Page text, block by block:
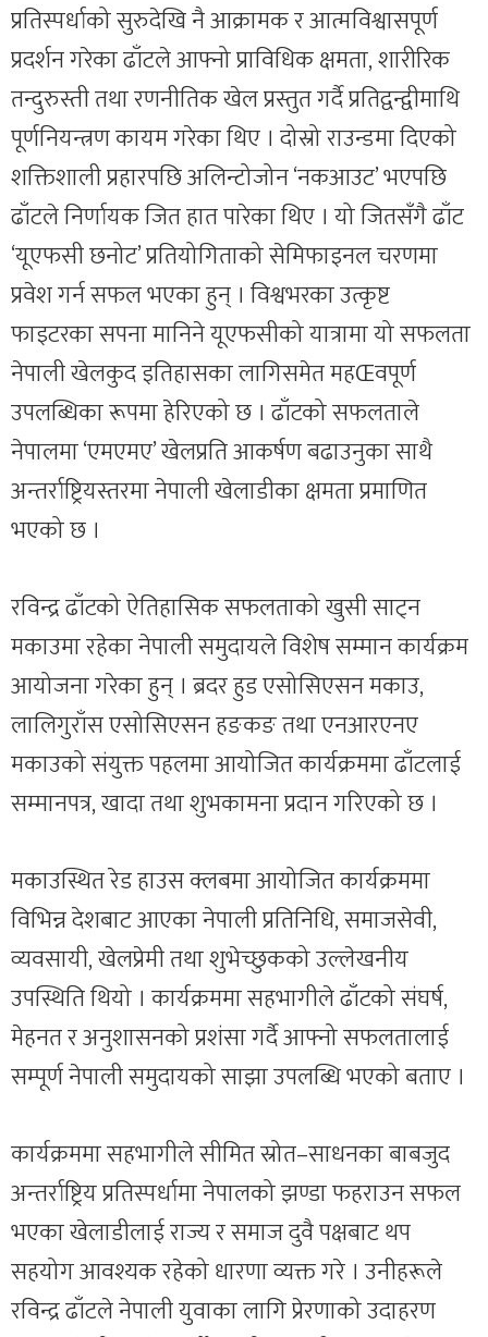
प्रतिस्पर्धाको सुरुदेखि नै आक्रामक र आत्मविश्वासपूर्ण
प्रदर्शन गरेका ढाँटले आफ्नो प्राविधिक क्षमता, शारीरिक
तन्दुरुस्ती तथा रणनीतिक खेल प्रस्तुत गर्दै प्रतिद्वन्द्वीमाथि
पूर्णनियन्त्रण कायम गरेका थिए । दोस्रो राउन्डमा दिएको
शक्तिशाली प्रहारपछि अलिन्टोजोन ‘नकआउट’ भएपछि
ढाँटले निर्णायक जित हात पारेका थिए । यो जितसँगै ढाँट
‘यूएफसी छनोट’ प्रतियोगिताको सेमिफाइनल चरणमा
प्रवेश गर्न सफल भएका हुन् । विश्वभरका उत्कृष्ट
फाइटरका सपना मानिने यूएफसीको यात्रामा यो सफलता
नेपाली खेलकुद इतिहासका लागिसमेत महŒवपूर्ण
उपलब्धिका रूपमा हेरिएको छ । ढाँटको सफलताले
नेपालमा ‘एमएमए’ खेलप्रति आकर्षण बढाउनुका साथै
अन्तर्राष्ट्रियस्तरमा नेपाली खेलाडीका क्षमता प्रमाणित
भएको छ ।
रविन्द्र ढाँटको ऐतिहासिक सफलताको खुसी साट्न
मकाउमा रहेका नेपाली समुदायले विशेष सम्मान कार्यक्रम
आयोजना गरेका हुन् । ब्रदर हुड एसोसिएसन मकाउ,
लालिगुराँस एसोसिएसन हङकङ तथा एनआरएनए
मकाउको संयुक्त पहलमा आयोजित कार्यक्रममा ढाँटलाई
सम्मानपत्र, खादा तथा शुभकामना प्रदान गरिएको छ ।
मकाउस्थित रेड हाउस क्लबमा आयोजित कार्यक्रममा
विभिन्न देशबाट आएका नेपाली प्रतिनिधि, समाजसेवी,
व्यवसायी, खेलप्रेमी तथा शुभेच्छुकको उल्लेखनीय
उपस्थिति थियो । कार्यक्रममा सहभागीले ढाँटको संघर्ष,
मेहनत र अनुशासनको प्रशंसा गर्दै आफ्नो सफलतालाई
सम्पूर्ण नेपाली समुदायको साझा उपलब्धि भएको बताए ।
कार्यक्रममा सहभागीले सीमित स्रोत–साधनका बाबजुद
अन्तर्राष्ट्रिय प्रतिस्पर्धामा नेपालको झण्डा फहराउन सफल
भएका खेलाडीलाई राज्य र समाज दुवै पक्षबाट थप
सहयोग आवश्यक रहेको धारणा व्यक्त गरे । उनीहरूले
रविन्द्र ढाँटले नेपाली युवाका लागि प्रेरणाको उदाहरण